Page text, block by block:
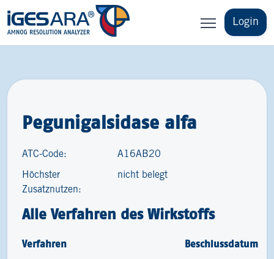
Login
Pegunigalsidase alfa
ATC-Code: A16AB20
Höchster
Zusatznutzen:
nicht belegt
Alle Verfahren des Wirkstoffs
Verfahren Beschlussdatum